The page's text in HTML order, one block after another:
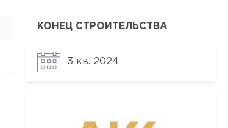
КОНЕЦ СТРОИТЕЛЬСТВА
3 кв. 2024